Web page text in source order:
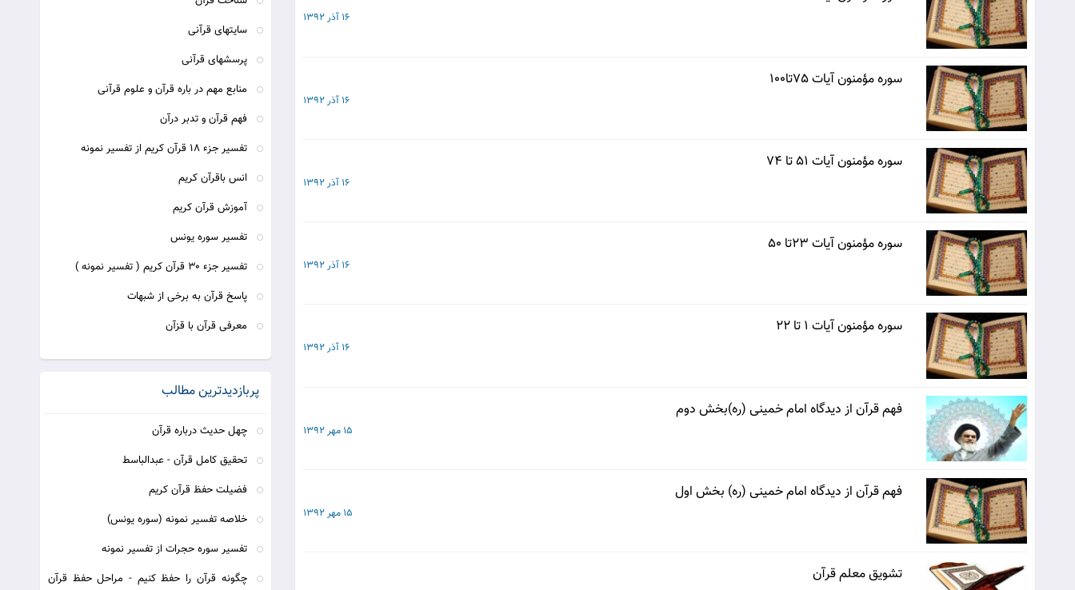
16 آذر 1392
سوره مؤمنون آیات 75تا100
16 آذر 1392
سوره مؤمنون آیات 51 تا 74
16 آذر 1392
سوره مؤمنون آیات 23تا 50
16 آذر 1392
سوره مؤمنون آیات 1 تا 22
16 آذر 1392
فهم قرآن از دیدگاه امام خمینی (ره)بخش دوم
15 مهر 1392
فهم قرآن از دیدگاه امام خمینی (ره) بخش اول
15 مهر 1392
تشویق معلم قرآن
سایتهای قرآنی
پرسشهای قرآنی
منابع مهم در باره قرآن و علوم قرآنی
فهم قرآن و تدبر درآن
تفسیر جزء 18 قرآن کریم از تفسیر نمونه
انس باقرآن کریم
آموزش قرآن کریم
تفسیر سوره یونس
تفسیر جزء 30 قرآن کریم ( تفسیر نمونه )
پاسخ قرآن به برخی از شبهات
معرفی قرآن با قزآن
پربازدیدترین مطالب
چهل حدیث درباره قرآن
تحقیق کامل قرآن - عبدالباسط
فضیلت حفظ قرآن کریم
خلاصه تفسیر نمونه (سوره یونس)
تفسیر سوره حجرات از تفسیر نمونه
چگونه قرآن را حفظ کنیم - مراحل حفظ قرآن